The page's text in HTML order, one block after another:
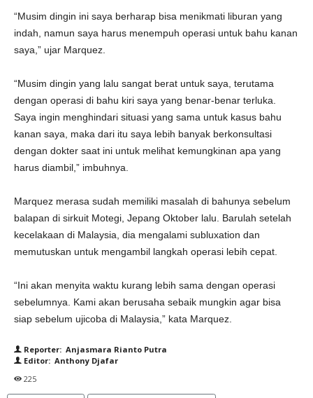
“Musim dingin ini saya berharap bisa menikmati liburan yang
indah, namun saya harus menempuh operasi untuk bahu kanan
saya,” ujar Marquez.
“Musim dingin yang lalu sangat berat untuk saya, terutama
dengan operasi di bahu kiri saya yang benar-benar terluka.
Saya ingin menghindari situasi yang sama untuk kasus bahu
kanan saya, maka dari itu saya lebih banyak berkonsultasi
dengan dokter saat ini untuk melihat kemungkinan apa yang
harus diambil,” imbuhnya.
Marquez merasa sudah memiliki masalah di bahunya sebelum
balapan di sirkuit Motegi, Jepang Oktober lalu. Barulah setelah
kecelakaan di Malaysia, dia mengalami subluxation dan
memutuskan untuk mengambil langkah operasi lebih cepat.
“Ini akan menyita waktu kurang lebih sama dengan operasi
sebelumnya. Kami akan berusaha sebaik mungkin agar bisa
siap sebelum ujicoba di Malaysia,” kata Marquez.
Reporter: Anjasmara Rianto Putra
Editor: Anthony Djafar
225